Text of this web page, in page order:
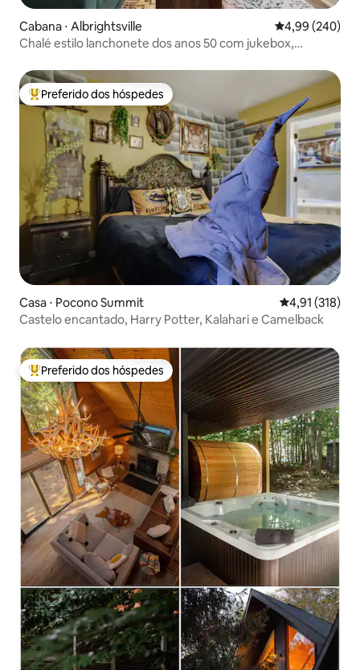
Cabana ⋅ Albrightsville 4,99 de uma
4,99 (240)
Chalé estilo lanchonete dos anos 50 com jukebox,
Entre os melhores preferidos dos hóspedes
Preferido dos hóspedes
Casa ⋅ Pocono Summit 4,91 de uma
4,91 (318)
Castelo encantado, Harry Potter, Kalahari e Camelback
Entre os melhores preferidos dos hóspedes
Preferido dos hóspedes